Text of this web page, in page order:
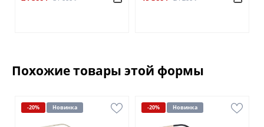
Похожие товары этой формы
-20% Новинка -20% Новинка